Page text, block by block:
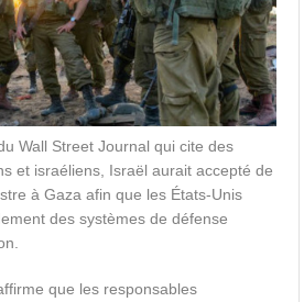
Wall Street Journal qui cite des
et israéliens, Israël aurait accepté de
à Gaza afin que les États-Unis
des systèmes de défense
que les responsables